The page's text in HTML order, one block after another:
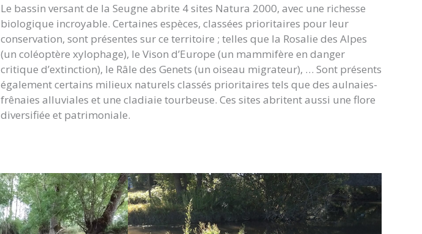
Le bassin versant de la Seugne abrite 4 sites Natura 2000, avec une richesse
biologique incroyable. Certaines espèces, classées prioritaires pour leur
conservation, sont présentes sur ce territoire ; telles que la Rosalie des Alpes
(un coléoptère xylophage), le Vison d’Europe (un mammifère en danger
critique d’extinction), le Râle des Genets (un oiseau migrateur), … Sont présents
également certains milieux naturels classés prioritaires tels que des aulnaies-
frênaies alluviales et une cladiaie tourbeuse. Ces sites abritent aussi une flore
diversifiée et patrimoniale.